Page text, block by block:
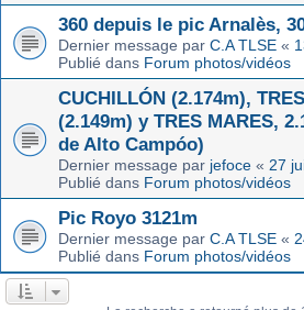
360 depuis le pic Arnalès,
Dernier message par C.A TLSE «
Publié dans Forum photos/vidéos
CUCHILLÓN (2.174m),
(2.149m) y TRES MARES,
de Alto Campóo)
Dernier message par jefoce « 27
Publié dans Forum photos/vidéos
Pic Royo 3121m
Dernier message par C.A TLSE «
Publié dans Forum photos/vidéos